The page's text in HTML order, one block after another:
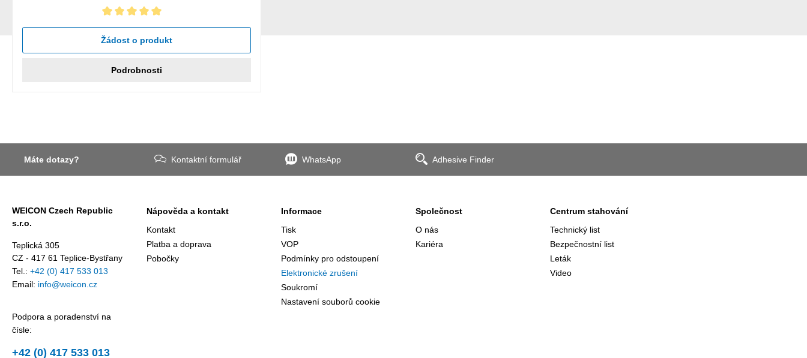
Průměrné hodnocení 5 z 5 hvězd
Žádost o produkt
Podrobnosti
Máte dotazy? Kontaktní formulář WhatsApp Adhesive Finder
WEICON Czech Republic
s.r.o.
Teplická 305
CZ - 417 61 Teplice-Bystřany
Tel.: +42 (0) 417 533 013
Email: info@weicon.cz
Podpora a poradenství na
čísle:
+42 (0) 417 533 013
Nápověda a kontakt
Kontakt
Platba a doprava
Pobočky
Informace
Tisk
VOP
Podmínky pro odstoupení
Elektronické zrušení
Soukromí
Nastavení souborů cookie
Společnost
O nás
Kariéra
Centrum stahování
Technický list
Bezpečnostní list
Leták
Video